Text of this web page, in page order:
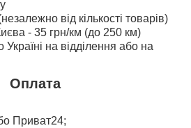
від кількості товарів)
- 35 грн/км (до 250 км)
на відділення або на
Оплата
Приват24;